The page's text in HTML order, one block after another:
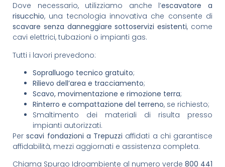
Dove necessario, utilizziamo anche l’escavatore a
risucchio, una tecnologia innovativa che consente di
scavare senza danneggiare sottoservizi esistenti, come
cavi elettrici, tubazioni o impianti gas.
Tutti i lavori prevedono:
Sopralluogo tecnico gratuito;
Rilievo dell’area e tracciamento;
Scavo, movimentazione e rimozione terra;
Rinterro e compattazione del terreno, se richiesto;
Smaltimento dei materiali di risulta presso
impianti autorizzati.
Perscavi fondazioni a Trepuzzi affidati a chi garantisce
affidabilità, mezzi aggiornati e assistenza completa.
Chiama Spurgo Idroambiente al numero verde 800 441